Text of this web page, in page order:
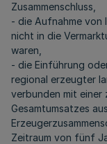
Zusammenschluss,
- die Aufnahme von
nicht in die
waren,
- die Einführung
regional erzeugter
verbunden mit einer
Gesamtumsatzes
Zeitraum von fünf